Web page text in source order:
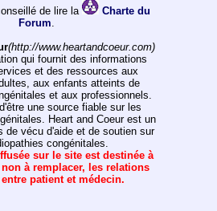
de lire la
Charte du
Forum.
(http://www.heartandcoeur.com)
qui fournit des informations
et des ressources aux
aux enfants atteints de
et aux professionnels.
une source fiable sur les
Heart and Coeur est un
de vécu d'aide et de soutien sur
congénitales.
sur le site est destinée à
à remplacer, les relations
patient et médecin.